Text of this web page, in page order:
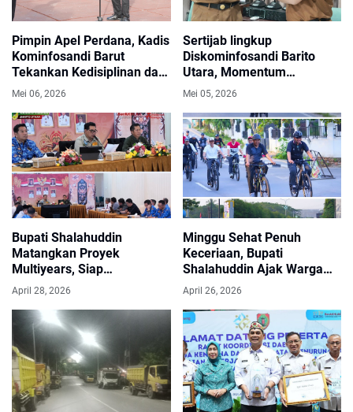
Pimpin Apel Perdana, Kadis
Kominfosandi Barut
Tekankan Kedisiplinan dan
Apresiasi Prestasi Daerah
Mei 06, 2026
Sertijab lingkup
Diskominfosandi Barito
Utara, Momentum
Peningkatan Kinerja,
Solidaritas, Dan Kontribusi
Nyata Membangun Daerah
Melalui Pelayanan Publik.
Mei 05, 2026
Bupati Shalahuddin
Matangkan Proyek
Multiyears, Siap
Dipaparkan ke DPRD Barito
April 28, 2026
Minggu Sehat Penuh
Keceriaan, Bupati
Shalahuddin Ajak Warga
Gowes dan Senam
April 26, 2026